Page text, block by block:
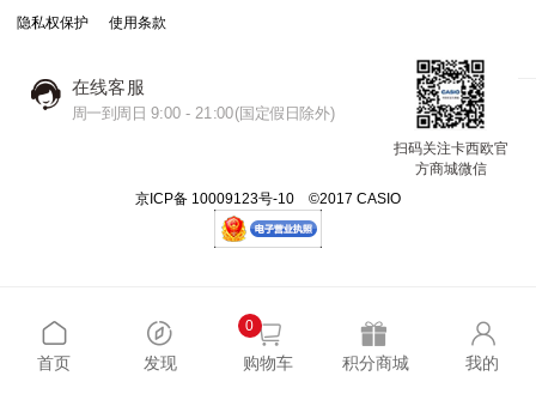
隐私权保护 使用条款
在线客服
周一到周日 9:00 - 21:00(国定假日除外)
扫码关注卡西欧官
方商城微信
京ICP备 10009123号-10 ©2017 CASIO
首页 发现
0
购物车 积分商城 我的